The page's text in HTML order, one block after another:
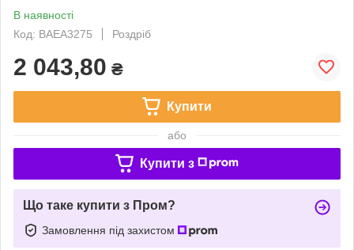
В наявності
Код: BAEA3275
Роздріб
2 043,80 ₴
Купити
або
Купити з
Що таке купити з Пром?
Замовлення під захистом